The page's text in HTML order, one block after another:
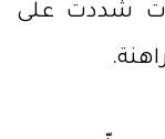
شددت على